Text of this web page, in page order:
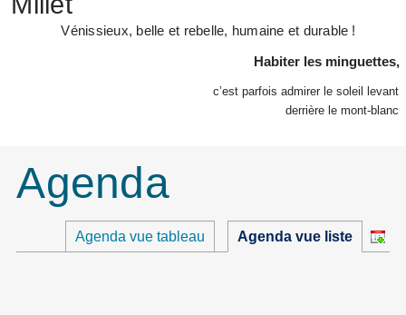
Vénissieux, belle et rebelle, humaine et durable !
Habiter les minguettes,
c’est parfois admirer le soleil levant
derrière le mont-blanc
Agenda
Agenda vue tableau Agenda vue liste